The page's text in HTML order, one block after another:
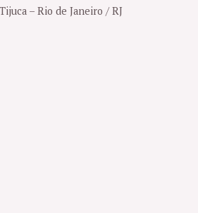
– Rio de Janeiro / RJ